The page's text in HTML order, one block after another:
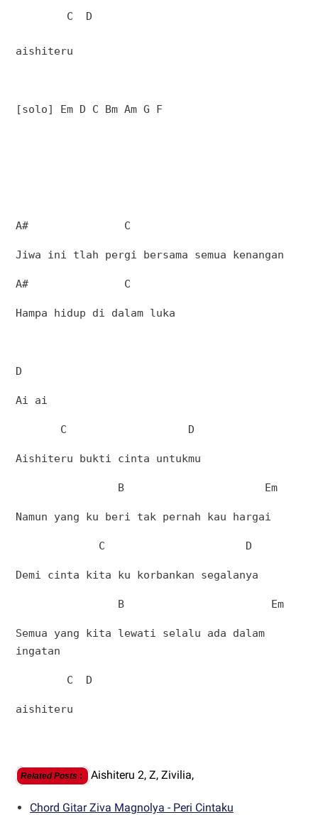
C D
aishiteru
[solo] Em D C Bm Am G F
A# C
Jiwa ini tlah pergi bersama semua kenangan
A# C
Hampa hidup di dalam luka
D
Ai ai
C D
Aishiteru bukti cinta untukmu
B Em
Namun yang ku beri tak pernah kau hargai
C D
Demi cinta kita ku korbankan segalanya
B Em
Semua yang kita lewati selalu ada dalam
ingatan
C D
aishiteru
Related Posts : Aishiteru 2, Z, Zivilia,
Chord Gitar Ziva Magnolya - Peri Cintaku